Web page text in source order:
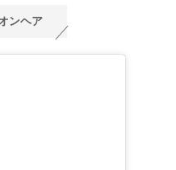
ンヘア